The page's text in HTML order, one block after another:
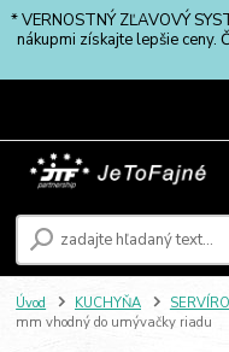
* VERNOSTNÝ ZĽAVOVÝ
nákupmi získajte lepšie ceny.
Úvod KUCHYŇA
mm vhodný do umývačky riadu